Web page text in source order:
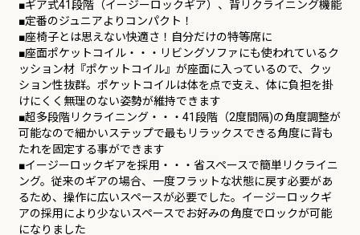
■ギア式41段階（イージーロックギア）、背リクライニング機能
■定番のジュニアよりコンパクト！
■座椅子とは思えない快適さ！自分だけの特等席に
■座面ポケットコイル・・・リビングソファにも使われているク
ッション材『ポケットコイル』が座面に入っているので、クッ
ション性抜群。ポケットコイルは体を点で支え、体に負担を掛
けにくく無理のない姿勢が維持できます
■超多段階リクライニング・・・41段階（2度間隔)の角度調整が
可能なので細かいステップで最もリラックスできる角度に背も
たれを固定する事ができます
■イージーロックギアを採用・・・省スペースで簡単リクライニ
ング。従来のギアの場合、一度フラットな状態に戻す必要があ
るため、操作に広いスペースが必要でした。イージーロックギ
アの採用により少ないスペースでお好みの角度でロックが可能
になりました